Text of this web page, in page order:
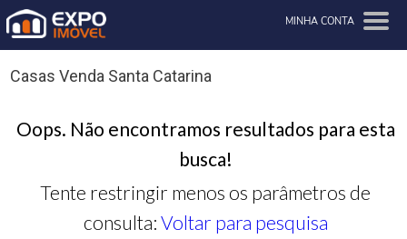
MINHA CONTA
Casas Venda Santa Catarina
Oops. Não encontramos resultados para esta
busca!
Tente restringir menos os parâmetros de
consulta: Voltar para pesquisa